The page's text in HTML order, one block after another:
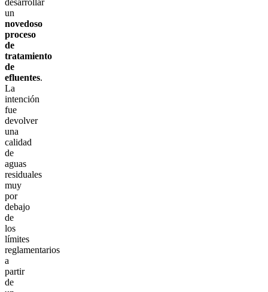
desarrollar
un
novedoso
proceso
de
tratamiento
de
efluentes.
La
intención
fue
devolver
una
calidad
de
aguas
residuales
muy
por
debajo
de
los
límites
reglamentarios
a
partir
de